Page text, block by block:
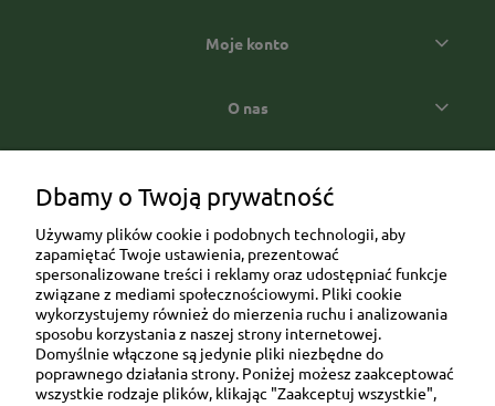
Moje konto
O nas
Ul. Brukowa 6/8 lok. 57/58
91-341 Łódź
Dbamy o Twoją prywatność
Używamy plików cookie i podobnych technologii, aby
zapamiętać Twoje ustawienia, prezentować
spersonalizowane treści i reklamy oraz udostępniać funkcje
związane z mediami społecznościowymi. Pliki cookie
wykorzystujemy również do mierzenia ruchu i analizowania
sposobu korzystania z naszej strony internetowej.
Domyślnie włączone są jedynie pliki niezbędne do
poprawnego działania strony. Poniżej możesz zaakceptować
wszystkie rodzaje plików, klikając "Zaakceptuj wszystkie",